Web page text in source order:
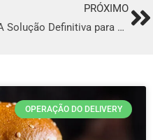
PRÓXIMO
A Solução Definitiva para o Delivery de em Sapé
OPERAÇÃO DO DELIVERY